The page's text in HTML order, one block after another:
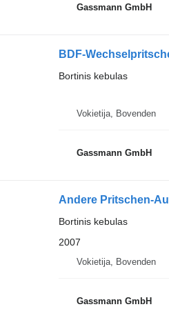
Gassmann GmbH
BDF-
Bortinis kebulas
Vokietija, Bovenden
Gassmann GmbH
Andere Pritschen-
Bortinis kebulas
2007
Vokietija, Bovenden
Gassmann GmbH